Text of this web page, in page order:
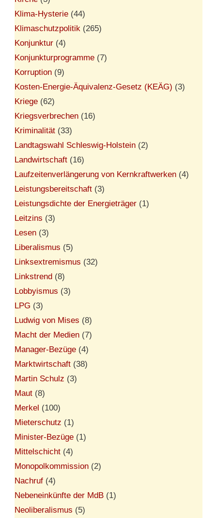
Klima-Hysterie (44)
Klimaschutzpolitik (265)
Konjunktur (4)
Konjunkturprogramme (7)
Korruption (9)
Kosten-Energie-Äquivalenz-Gesetz (KEÄG) (3)
Kriege (62)
Kriegsverbrechen (16)
Kriminalität (33)
Landtagswahl Schleswig-Holstein (2)
Landwirtschaft (16)
Laufzeitenverlängerung von Kernkraftwerken (4)
Leistungsbereitschaft (3)
Leistungsdichte der Energieträger (1)
Leitzins (3)
Lesen (3)
Liberalismus (5)
Linksextremismus (32)
Linkstrend (8)
Lobbyismus (3)
LPG (3)
Ludwig von Mises (8)
Macht der Medien (7)
Manager-Bezüge (4)
Marktwirtschaft (38)
Martin Schulz (3)
Maut (8)
Merkel (100)
Mieterschutz (1)
Minister-Bezüge (1)
Mittelschicht (4)
Monopolkommission (2)
Nachruf (4)
Nebeneinkünfte der MdB (1)
Neoliberalismus (5)